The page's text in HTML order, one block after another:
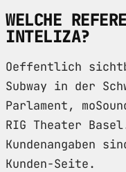
WELCHE
INTELIZA?
Oeffentlich
Subway in der
Parlament,
RIG Theater
Kundenangaben
Kunden-Seite.